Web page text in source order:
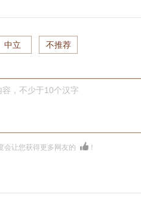
中立 不推荐
，不少于10个汉字
会让您获得更多网友的 ！